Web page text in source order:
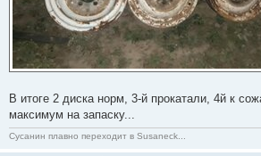
В итоге 2 диска норм, 3-й прокатали, 4й к
максимум на запаску...
Сусанин плавно переходит в Susaneck...